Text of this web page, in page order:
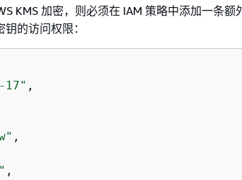
KMS 加密，则必须在 IAM 策略中添加一条额
的访问权限：
17" ,
,
,